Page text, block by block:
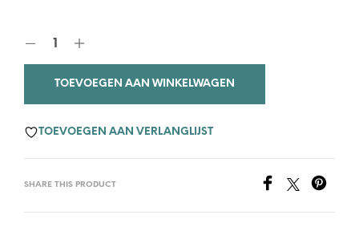
TOEVOEGEN AAN WINKELWAGEN
TOEVOEGEN AAN VERLANGLIJST
SHARE THIS PRODUCT